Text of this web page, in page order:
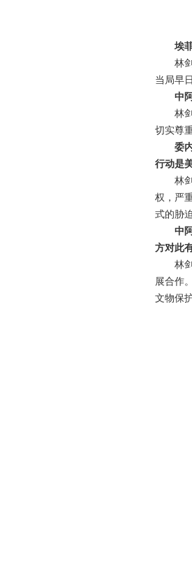
埃
林
当局早
中
林
切实尊
委
行动是
林
权，严
式的胁
中
方对此
林
展合作
文物保